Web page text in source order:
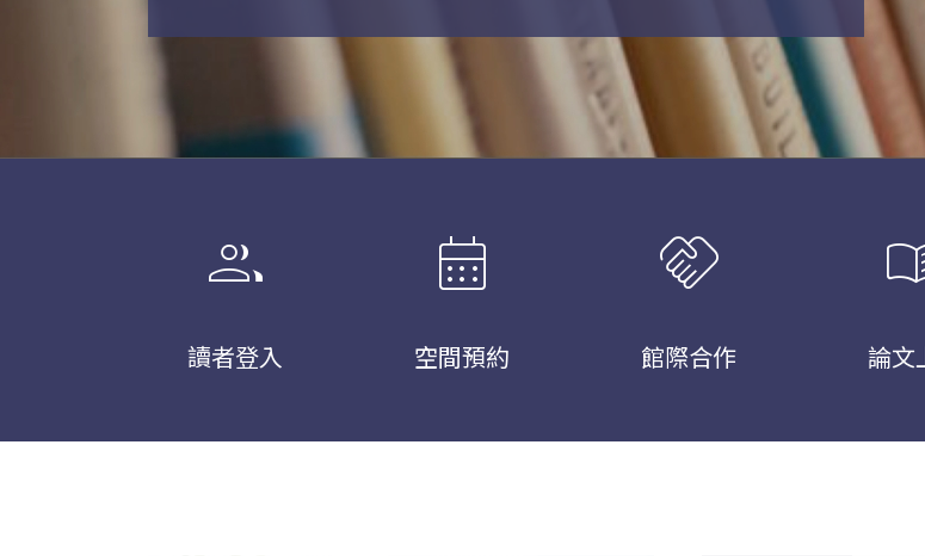
group
讀者登入
calendar_month
空間預約
handshake
館際合作 論文